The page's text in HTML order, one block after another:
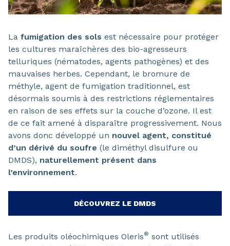
La fumigation des sols est nécessaire pour protéger
les cultures maraîchères des bio-agresseurs
telluriques (nématodes, agents pathogènes) et des
mauvaises herbes. Cependant, le bromure de
méthyle, agent de fumigation traditionnel, est
désormais soumis à des restrictions réglementaires
en raison de ses effets sur la couche d’ozone. Il est
de ce fait amené à disparaître progressivement. Nous
avons donc développé un nouvel agent, constitué
d’un dérivé du soufre (le diméthyl disulfure ou
DMDS), naturellement présent dans
l’environnement.
DÉCOUVREZ LE DMDS
Les produits oléochimiques Oleris® sont utilisés